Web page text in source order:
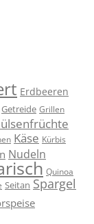
Erdbeeren
Getreide Grillen
Käse Kürbis
Nudeln
Quinoa
Seitan Spargel